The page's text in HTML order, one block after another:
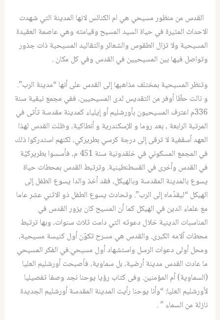
القدس من منظور مسيحي هي ام الكنائس لانها المدينة التي شهدت
الاحداث المثيرة في حياة السيد المسيح وقيامته وهي عاصمة العقيدة
المسيحية ولا تزال الطقوس والشعائر والتقاليد المسيحية ذات جذور
وتواصل فيها بين المسيحيين في القدس وفي كل مكان .
وتنظر المسيحية بمختلف مذاهبها إلى القدس على أنها “مدينة الرب”.
و نالت حظًا أوفر من التقديس لدى المسيحيين، ففي مجمع نيقية سنة
336م اعترف المسيحيون بأورشليم أو إيلياء كمدينة مقدسة تأتى في
المرتبة الرابعة ، بعد روما و الإسكندرية و أنطاكية، وظلت القدس لهذا
العهد أسقفية لا ترقى إلى درجة كرسي بطريركي، لكنهم استدركوا ذلك
في المجمع المسكوني في خلقدونية سنة 451 م، فأسسوا بطريركيّة
في القدس وأخرى في القسطنطينية. وترتبط القدس بمحطات حياة
يسوع بالمدينة المقدسة وبالهيكل، فقد أخذ والدا يسوع الطفل إلى
الهيكل “ليقدّماه إلى الرب”. وتحادث يسوع الطفل ذو الاثني عشر عاما
مع علماء الدين في الهيكل كما أن المسيح كان يزور القدس في
المناسبات الدينية خلال دعوته التي دامت ثلاث سنوات، وبها ترتبط
محطات آلامه الكبرى. والقدس هي مسرح تكوّن أول كنيسة مسيحية،
ومحل أولى دعوات الرسل واستشهاد أول مسيحي.في الفكر المسيحي
ما عادت القدس مدينة أرضية، بل سماوية، فأصبحت أورشليم العليا
(السماوية) أم المؤمنين. وفى كتاب رؤيا يوحنا نجد وصفا تفصيليا
لأورشليم العليا: “وأنا يوحنا رأيت المدينة المقدسة أورشليم الجديدة
نازلة من السماء ” .